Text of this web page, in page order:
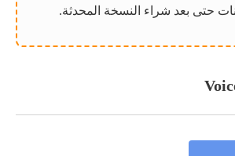
حتى بعد شراء النسخة المحدثة.